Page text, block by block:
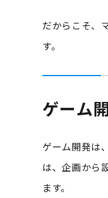
だからこそ、
す。
ゲーム
ゲーム開発は
は、企画から
ます。